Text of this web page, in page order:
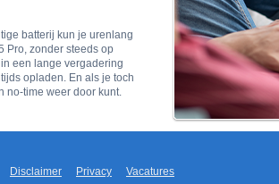
batterij kun je urenlang
Pro, zonder steeds op
een lange vergadering
opladen. En als je toch
no-time weer door kunt.
Disclaimer Privacy Vacatures